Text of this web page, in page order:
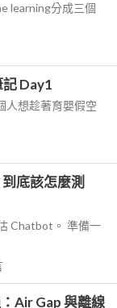
learning分成三個
Day1
人想趁著育嬰假空
底該怎麼測
Chatbot。 準備一
Air Gap 與離線